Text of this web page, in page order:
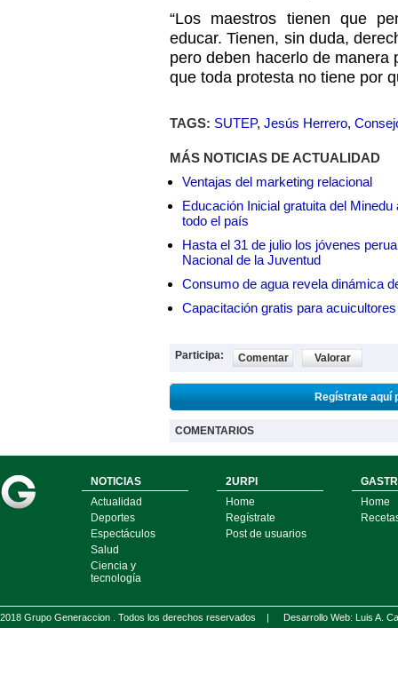
“Los maestros tienen que
educar. Tienen, sin duda,
pero deben hacerlo de manera
que toda protesta no tiene por
TAGS: SUTEP, Jesús Herrero,
MÁS NOTICIAS DE ACTUALIDAD
Ventajas del marketing relacional
Educación Inicial gratuita del
todo el país
Hasta el 31 de julio los jóvenes
Nacional de la Juventud
Consumo de agua revela dinámica
Capacitación gratis para
Participa: Comentar Valorar
Regístrate aquí
COMENTARIOS
NOTICIAS
Actualidad
Deportes
Espectáculos
Salud
Ciencia y
tecnología
2URPI
Home
Regístrate
Post de usuarios
Home
2018 Grupo Generaccion . Todos los derechos reservados | Desarrollo Web: Luis